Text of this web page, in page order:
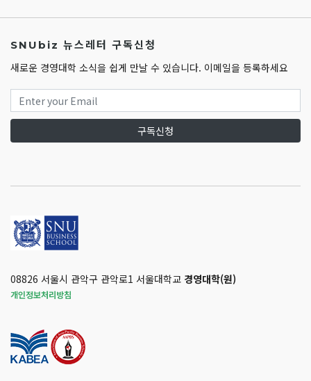
SNUbiz 뉴스레터 구독신청
새로운 경영대학 소식을 쉽게 만날 수 있습니다. 이메일을 등록하세요
구독신청
08826 서울시 관악구 관악로1 서울대학교 경영대학(원)
개인정보처리방침